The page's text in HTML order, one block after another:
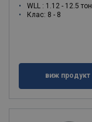
WLL : 1.12 - 12.5 тон
Клас: 8 - 8
виж продукт